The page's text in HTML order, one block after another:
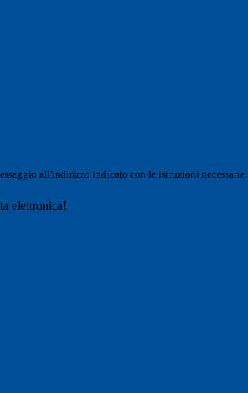
all'indirizzo indicato con le istruzioni necessarie.
elettronica!